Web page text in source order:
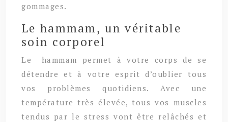
gommages.
Le hammam, un véritable
soin corporel
Le hammam permet à votre corps de se
détendre et à votre esprit d’oublier tous
vos problèmes quotidiens. Avec une
température très élevée, tous vos muscles
tendus par le stress vont être relâchés et